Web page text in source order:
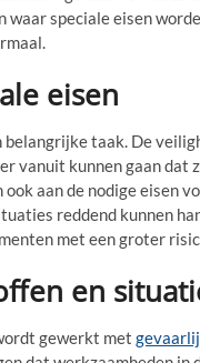
waar speciale eisen
eisen
belangrijke taak. De
vanuit kunnen gaan
ook aan de nodige eisen
reddend kunnen
met een groter
en
gewerkt met